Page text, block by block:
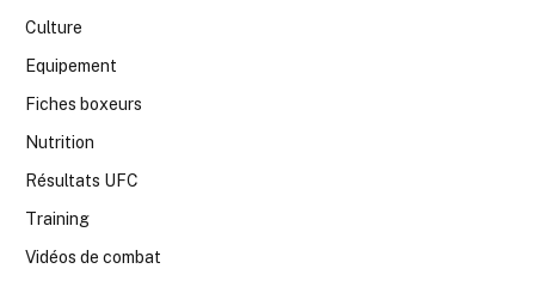
Culture
Equipement
Fiches boxeurs
Nutrition
Résultats UFC
Training
Vidéos de combat